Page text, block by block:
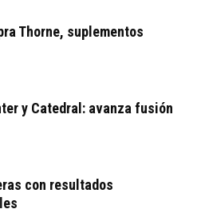
Thorne, suplementos
y Catedral: avanza fusión
con resultados